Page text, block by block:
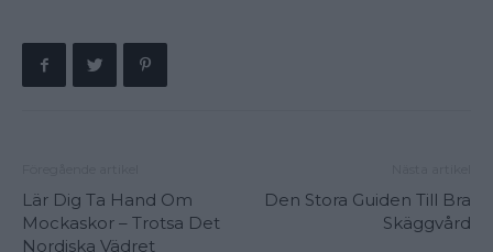
Lär Dig Ta Hand Om
Mockaskor – Trotsa Det
Nordiska Vädret
Den Stora Guiden Till Bra
Skäggvård